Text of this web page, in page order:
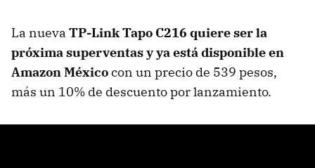
La nueva TP-Link Tapo C216 quiere ser la
próxima superventas y ya está disponible en
Amazon Méxicocon un precio de 539 pesos,
más un 10% de descuento por lanzamiento.